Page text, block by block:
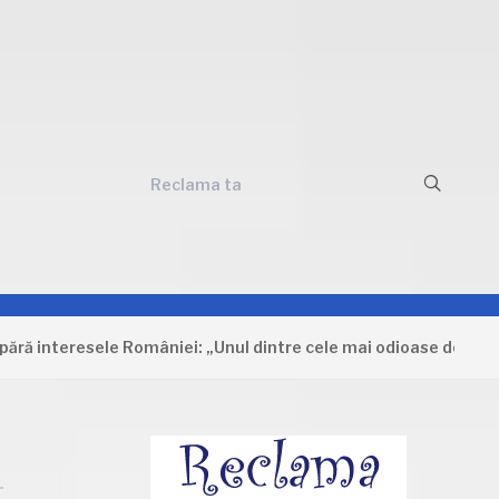
Reclama ta
României: „Unul dintre cele mai odioase documente